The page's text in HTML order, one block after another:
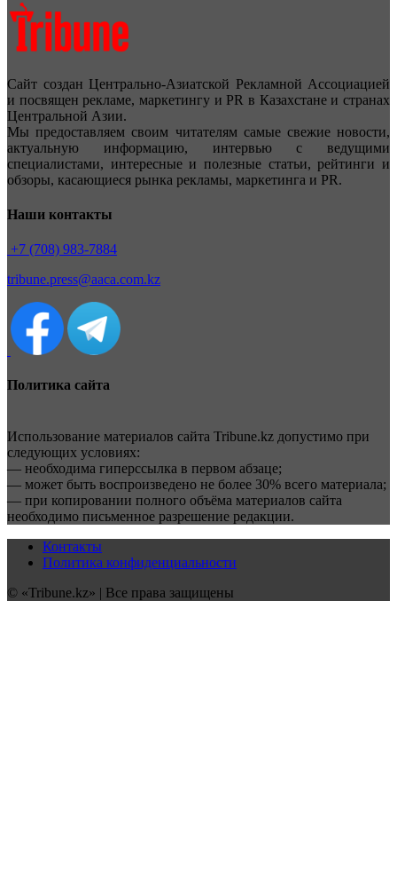
Сайт создан Центрально-Азиатской Рекламной Ассоциацией
и посвящен рекламе, маркетингу и PR в Казахстане и странах
Центральной Азии.
Мы предоставляем своим читателям самые свежие новости,
актуальную информацию, интервью с ведущими
специалистами, интересные и полезные статьи, рейтинги и
обзоры, касающиеся рынка рекламы, маркетинга и PR.
Наши контакты
+7 (708) 983-7884
tribune.press@aaca.com.kz
Политика сайта
Использование материалов сайта Tribune.kz допустимо при
следующих условиях:
— необходима гиперссылка в первом абзаце;
— может быть воспроизведено не более 30% всего материала;
— при копировании полного объёма материалов сайта
необходимо письменное разрешение редакции.
Контакты
Политика конфиденциальности
© «Tribune.kz» | Все права защищены